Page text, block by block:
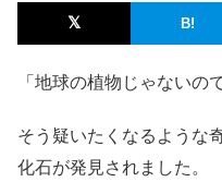
「地球の植物じゃないの
そう疑いたくなるような
化石が発見されました。